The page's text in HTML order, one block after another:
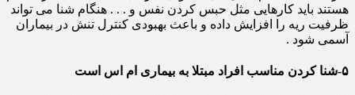
هستند باید کارهایی مثل حبس کردن نفس و . . . هنگام شنا می تواند
ظرفیت ریه را افزایش داده و باعث بهبودی کنترل تنش در بیماران
آسمی شود .
۵-شنا کردن مناسب افراد مبتلا به بیماری ام اس است